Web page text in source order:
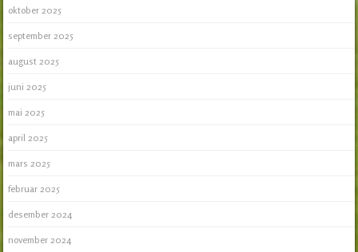
oktober 2025
september 2025
august 2025
juni 2025
mai 2025
april 2025
mars 2025
februar 2025
desember 2024
november 2024